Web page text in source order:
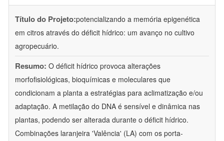
Título do Projeto:potencializando a memória epigenética
em citros através do déficit hídrico: um avanço no cultivo
agropecuário.
Resumo: O déficit hídrico provoca alterações
morfofisiológicas, bioquímicas e moleculares que
condicionam a planta a estratégias para aclimatização e/ou
adaptação. A metilação do DNA é sensível e dinâmica nas
plantas, podendo ser alterada durante o déficit hídrico.
Combinações laranjeira 'Valência' (LA) com os porta-